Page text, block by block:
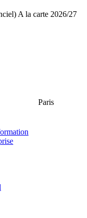
A la carte 2026/27
Paris